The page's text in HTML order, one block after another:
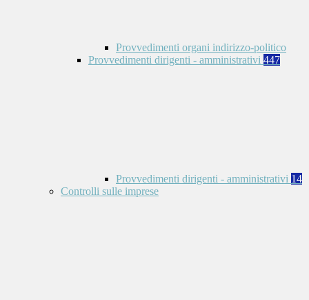
Provvedimenti organi indirizzo-politico
Provvedimenti dirigenti - amministrativi 447
Provvedimenti dirigenti - amministrativi 14
Controlli sulle imprese